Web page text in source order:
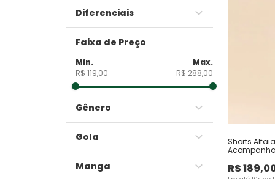
Coletes
Shorts e Bermudas
Vestidos
Off White
Rosa
Diferenciais
Canelado
Jeans com Elastano
Faixa de Preço
R$ 119,00 R$ 288,00
Gênero
Gola
Gola Redonda
Manga
Shorts
R$189,